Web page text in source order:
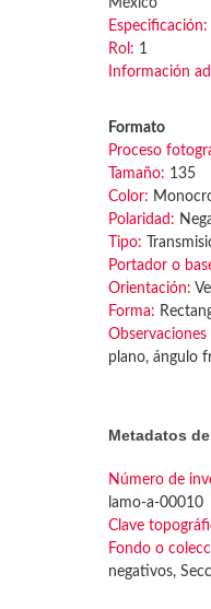
México
Especificación:
Rol: 1
Información
Formato
Proceso
Tamaño: 135
Color:
Polaridad:
Tipo:
Portador o
Orientación:
Forma:
plano, ángulo
Metadatos
Número de
lamo-a-00010
Clave
Fondo o
negativos,